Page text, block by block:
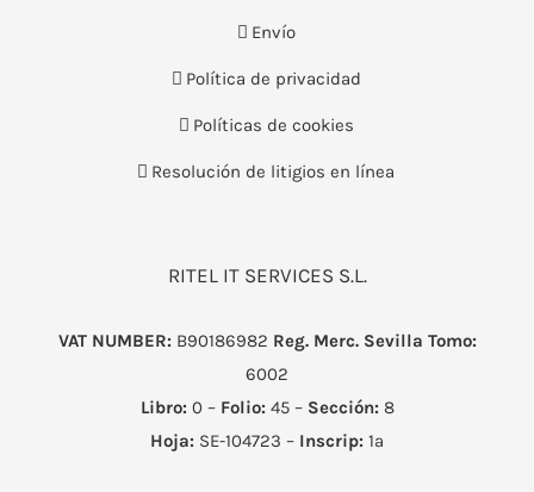
Envío
Política de privacidad
Políticas de cookies
Resolución de litigios en línea
RITEL IT SERVICES S.L.
VAT NUMBER:B90186982 Reg. Merc. Sevilla Tomo:
6002
Libro:0 – Folio:45 – Sección:8
Hoja: SE-104723 – Inscrip: 1ª